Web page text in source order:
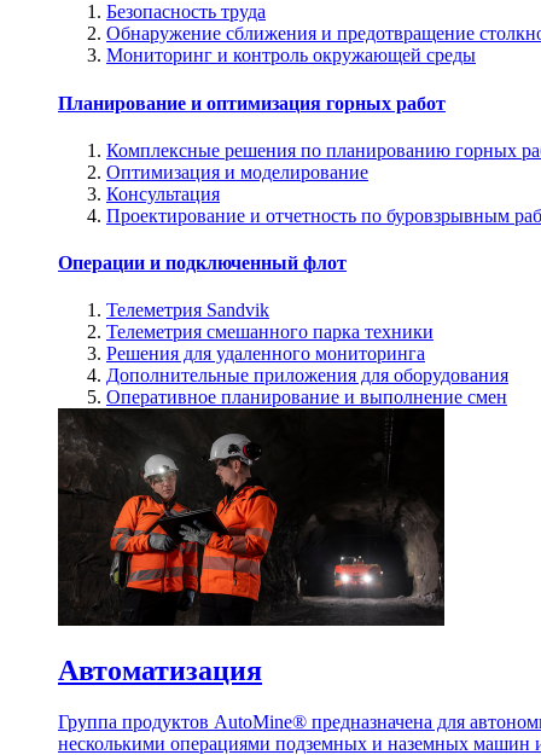
Безопасность труда
Обнаружение сближения и предотвращение
Мониторинг и контроль окружающей среды
Планирование и оптимизация горных работ
Комплексные решения по планированию горных
Оптимизация и моделирование
Консультация
Проектирование и отчетность по буровзрывным
Операции и подключенный флот
Телеметрия Sandvik
Телеметрия смешанного парка техники
Решения для удаленного мониторинга
Дополнительные приложения для оборудования
Оперативное планирование и выполнение смен
Автоматизация
Группа продуктов AutoMine® предназначена для
несколькими операциями подземных и наземных машин